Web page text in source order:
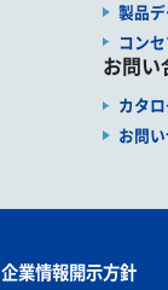
製品
コンセ
お問い
カタ
お問
企業情報開示方針